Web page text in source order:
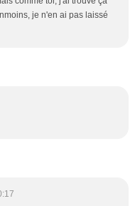
je n'en ai pas laissé